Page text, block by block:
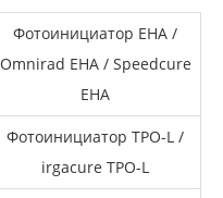
Фотоинициатор EHA /
Omnirad EHA / Speedcure
EHA
Фотоинициатор TPO-L /
irgacure TPO-L